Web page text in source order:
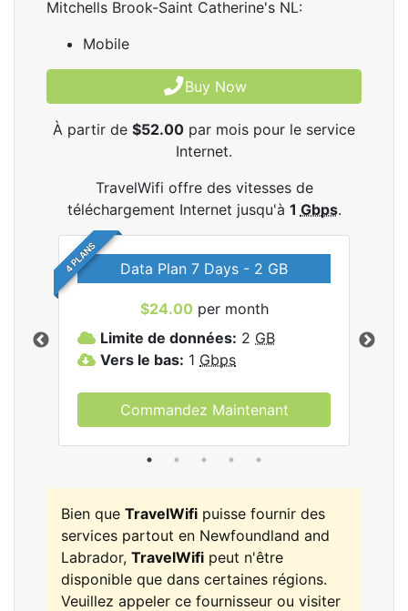
Mitchells Brook-Saint Catherine's NL:
Mobile
Buy Now
À partir de $52.00 par mois pour le service
Internet.
TravelWifi offre des vitesses de
téléchargement Internet jusqu'à 1 Gbps.
4 PLANS Data Plan 7 Days - 2 GB
$24.00 per month
Limite de données: 2 GB
Vers le bas: 1 Gbps
Commandez Maintenant
Bien que TravelWifi puisse fournir des
services partout en Newfoundland and
Labrador, TravelWifi peut n'être
disponible que dans certaines régions.
Veuillez appeler ce fournisseur ou visiter